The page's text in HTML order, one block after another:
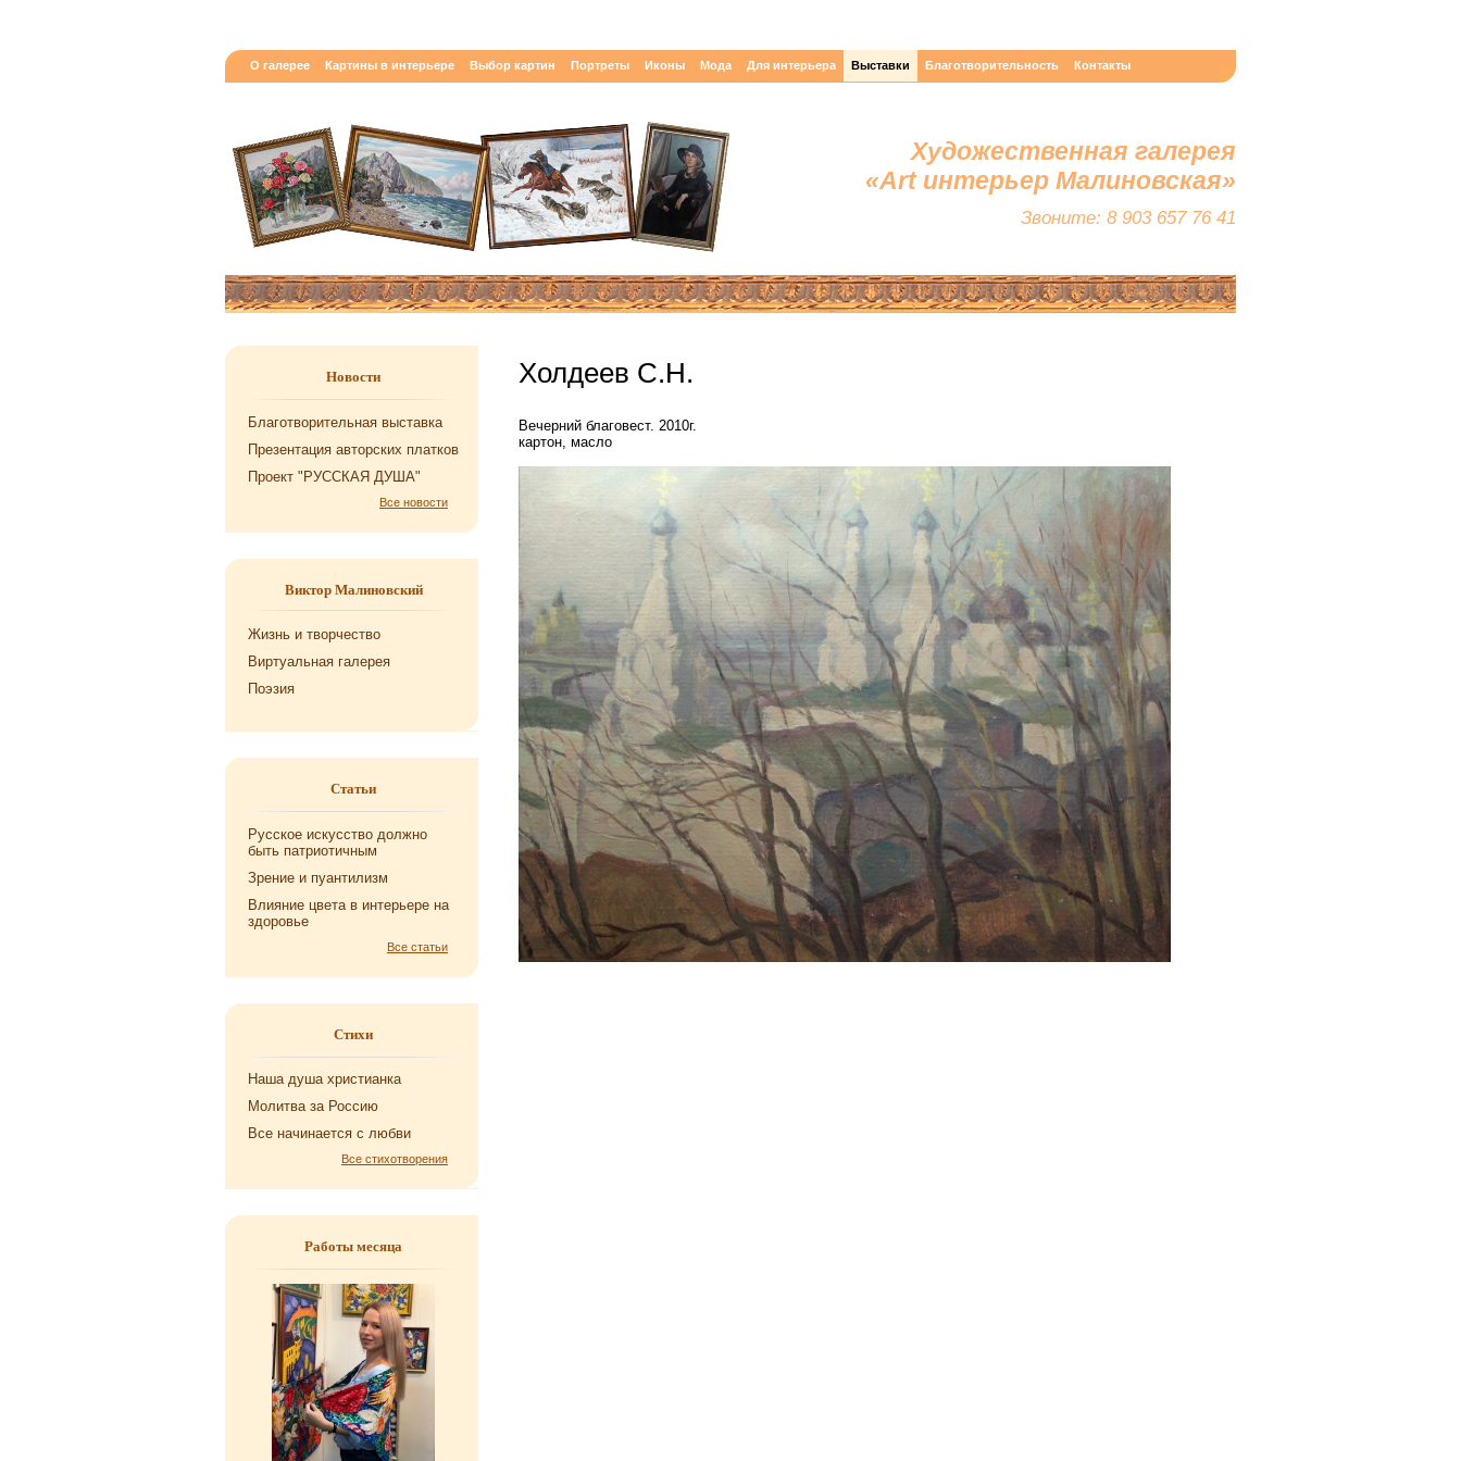
О галерее Картины в интерьере Выбор картин Портреты Иконы Мода Для интерьера Выставки Благотворительность Контакты
Художественная галерея
«Art интерьер Малиновская»
Звоните: 8 903 657 76 41
Новости
Благотворительная выставка
Презентация авторских платков
Проект "РУССКАЯ ДУША"
Все новости
Виктор Малиновский
Жизнь и творчество
Виртуальная галерея
Поэзия
Статьи
Русское искусство должно
быть патриотичным
Зрение и пуантилизм
Влияние цвета в интерьере на
здоровье
Все статьи
Стихи
Наша душа хри­сти­ан­ка
Мо­лит­ва за Рос­сию
Все на­чи­на­ет­ся с любви
Все стихотворения
Работы месяца
Холдеев С.Н.
Вечерний благовест. 2010г.
картон, масло